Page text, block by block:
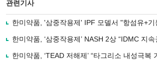
로
기
사
유
관련기사
한미약품, '삼중작용제' IPF 모델서 "항섬유+기
한미약품, ‘삼중작용제’ NASH 2상 “IDMC 지속
한미약품, ‘TEAD 저해제’ “타그리소 내성극복